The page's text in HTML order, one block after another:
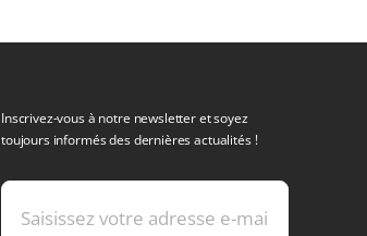
Inscrivez-vous à notre newsletter et soyez
toujours informés des dernières actualités !